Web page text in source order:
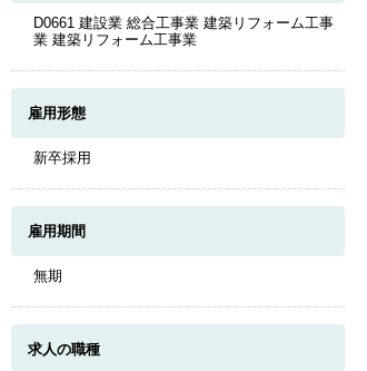
D0661 建設業 総合工事業 建築リフォーム工事
業 建築リフォーム工事業
雇用形態
新卒採用
雇用期間
無期
求人の職種